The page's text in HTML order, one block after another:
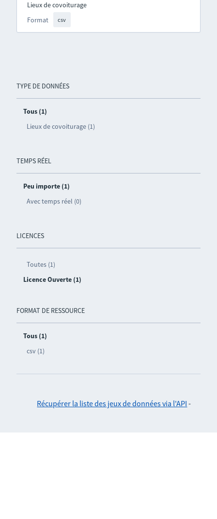
TYPE DE DONNÉES
Tous (1)
Lieux de covoiturage (1)
TEMPS RÉEL
Peu importe (1)
Avec temps réel (0)
LICENCES
Toutes (1)
Licence Ouverte (1)
FORMAT DE RESSOURCE
Tous (1)
csv (1)
Format csv
Lieux de covoiturage
Récupérer la liste des jeux de données via l'API -